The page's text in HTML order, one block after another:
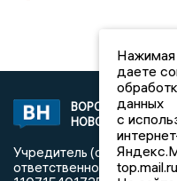
ВОРОНЕЖСКИЕ
НОВОСТИ
Учредитель
ответственностью
Нажимая
даете
данных
с